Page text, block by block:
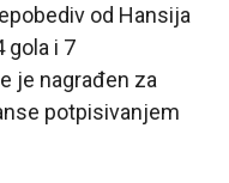
od Hansija
gola i 7
je nagrađen za
potpisivanjem